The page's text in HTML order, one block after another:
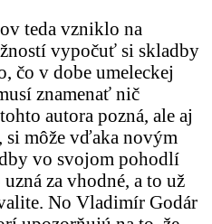
teda vzniklo na
vypočuť si skladby
čo v dobe umeleckej
znamenať nič
autora pozná, ale aj
si môže vďaka novým
vo svojom pohodlí
za vhodné, a to už
No Vladimír Godár